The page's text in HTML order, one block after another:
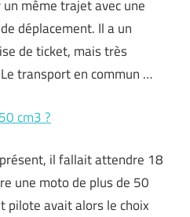
même trajet avec une
déplacement. Il a un
de ticket, mais très
transport en commun …
cm3 ?
il fallait attendre 18
une moto de plus de 50
pilote avait alors le choix